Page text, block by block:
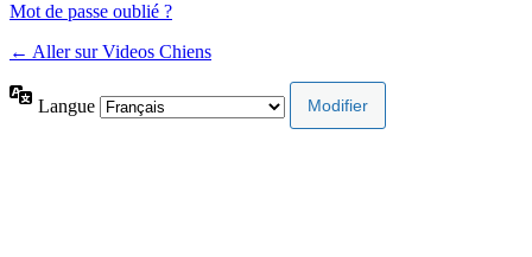
Mot de passe oublié ?
← Aller sur Videos Chiens
Langue